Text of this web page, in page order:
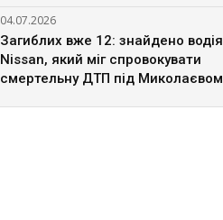
04.07.2026
Загиблих вже 12: знайдено водія
Nissan, який міг спровокувати
смертельну ДТП під Миколаєвом